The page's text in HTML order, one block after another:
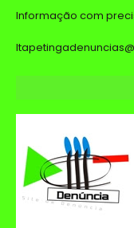
Informação com